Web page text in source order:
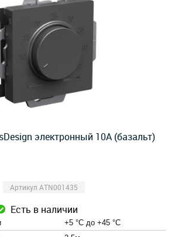
электронный 10А (базальт)
Артикул ATN001435
Есть в наличии
+5 °С до +45 °С